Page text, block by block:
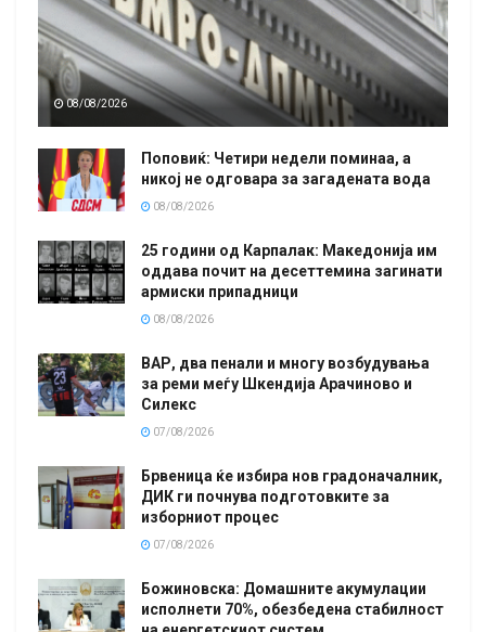
08/08/2026
Поповиќ: Четири недели поминаа, а
никој не одговара за загадената вода
08/08/2026
25 години од Карпалак: Македонија им
оддава почит на десеттемина загинати
армиски припадници
08/08/2026
ВАР, два пенали и многу возбудувања
за реми меѓу Шкендија Арачиново и
Силекс
07/08/2026
Брвеница ќе избира нов градоначалник,
ДИК ги почнува подготовките за
изборниот процес
07/08/2026
Божиновска: Домашните акумулации
исполнети 70%, обезбедена стабилност